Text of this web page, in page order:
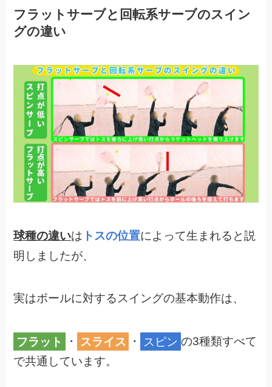
フラットサーブと回転系サーブのスイン
グの違い
球種の違いは トスの位置によって生まれると説
明しましたが、
実はボールに対するスイングの基本動作は、
フラット ・ スライス ・ スピン の3種類すべて
で共通しています。